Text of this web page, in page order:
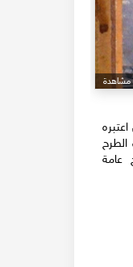
الطرح
عامة